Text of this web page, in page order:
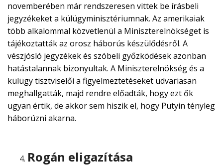
novemberében már rendszeresen vittek be írásbeli
jegyzékeket a külügyminisztériumnak. Az amerikaiak
több alkalommal közvetlenül a Miniszterelnökséget is
tájékoztatták az orosz háborús készülődésről. A
vészjósló jegyzékek és szóbeli győzködések azonban
hatástalannak bizonyultak. A Miniszterelnökség és a
külügy tisztviselői a figyelmeztetéseket udvariasan
meghallgatták, majd rendre előadták, hogy ezt ők
ugyan értik, de akkor sem hiszik el, hogy Putyin tényleg
háborúzni akarna.
Rogán eligazítása